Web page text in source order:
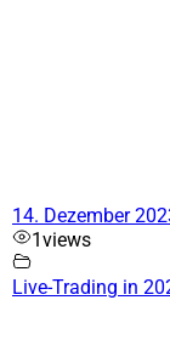
14. Dezember
1views
Live-Trading in